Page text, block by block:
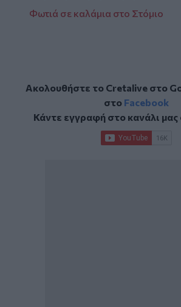
Φωτιά σε καλάμια στο Στόμιο
Ακολουθήστε το Cretalive στο
στο Facebook
Κάντε εγγραφή στο κανάλι μας